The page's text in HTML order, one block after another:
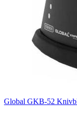
Global GKB-52